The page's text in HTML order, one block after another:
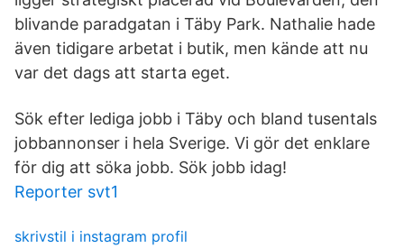
blivande paradgatan i Täby Park. Nathalie hade
även tidigare arbetat i butik, men kände att nu
var det dags att starta eget.
Sök efter lediga jobb i Täby och bland tusentals
jobbannonser i hela Sverige. Vi gör det enklare
för dig att söka jobb. Sök jobb idag!
Reporter svt1
skrivstil i instagram profil